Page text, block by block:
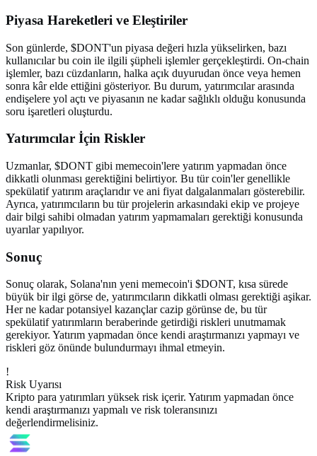
Piyasa Hareketleri ve Eleştiriler
Son günlerde, $DONT'un piyasa değeri hızla yükselirken, bazı
kullanıcılar bu coin ile ilgili şüpheli işlemler gerçekleştirdi. On-chain
işlemler, bazı cüzdanların, halka açık duyurudan önce veya hemen
sonra kâr elde ettiğini gösteriyor. Bu durum, yatırımcılar arasında
endişelere yol açtı ve piyasanın ne kadar sağlıklı olduğu konusunda
soru işaretleri oluşturdu.
Yatırımcılar İçin Riskler
Uzmanlar, $DONT gibi memecoin'lere yatırım yapmadan önce
dikkatli olunması gerektiğini belirtiyor. Bu tür coin'ler genellikle
spekülatif yatırım araçlarıdır ve ani fiyat dalgalanmaları gösterebilir.
Ayrıca, yatırımcıların bu tür projelerin arkasındaki ekip ve projeye
dair bilgi sahibi olmadan yatırım yapmamaları gerektiği konusunda
uyarılar yapılıyor.
Sonuç
Sonuç olarak, Solana'nın yeni memecoin'i $DONT, kısa sürede
büyük bir ilgi görse de, yatırımcıların dikkatli olması gerektiği aşikar.
Her ne kadar potansiyel kazançlar cazip görünse de, bu tür
spekülatif yatırımların beraberinde getirdiği riskleri unutmamak
gerekiyor. Yatırım yapmadan önce kendi araştırmanızı yapmayı ve
riskleri göz önünde bulundurmayı ihmal etmeyin.
!
Risk Uyarısı
Kripto para yatırımları yüksek risk içerir. Yatırım yapmadan önce
kendi araştırmanızı yapmalı ve risk toleransınızı
değerlendirmelisiniz.